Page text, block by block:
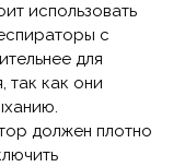
использовать
с
для
так как они
должен плотно